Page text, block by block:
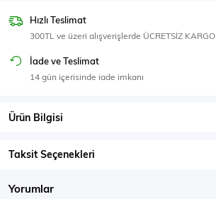
Eşofman Üstü
Hızlı Teslimat
300TL ve üzeri alışverişlerde ÜCRETSİZ KARGO
İade ve Teslimat
14 gün içerisinde iade imkanı
Ürün Bilgisi
Taksit Seçenekleri
Yorumlar